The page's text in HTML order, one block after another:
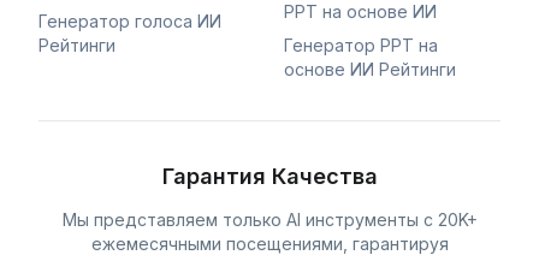
Генератор голоса ИИ
Рейтинги
PPT на основе ИИ
Генератор PPT на
основе ИИ Рейтинги
Гарантия Качества
Мы представляем только AI инструменты с 20K+
ежемесячными посещениями, гарантируя